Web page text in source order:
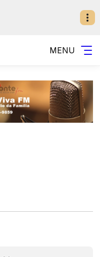
MENU